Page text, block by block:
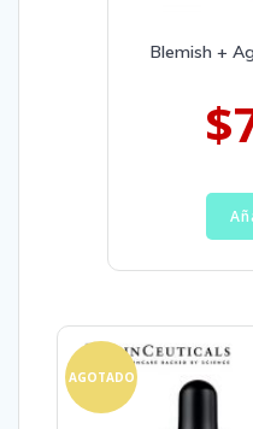
Blemish +
$
AGOTADO